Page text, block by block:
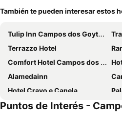
También te pueden interesar estos
Tulip Inn Campos dos Goytacazes
Terrazzo Hotel
Comfort Hotel Campos dos Goytacazes
Alamedainn
Hotel Cravo e Canela
América apart-hotel
Puntos de Interés -